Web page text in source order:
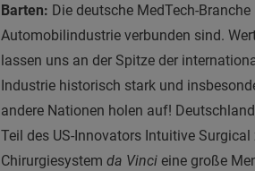
Barten: Die deutsche MedTech-
Automobilindustrie verbunden sind.
lassen uns an der Spitze der
Industrie historisch stark und
andere Nationen holen auf!
Teil des US-Innovators Intuitive
Chirurgiesystem da Vinci eine große